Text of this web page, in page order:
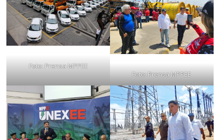
Foto: Prensa MPPEE
Foto: Prensa MPPEE